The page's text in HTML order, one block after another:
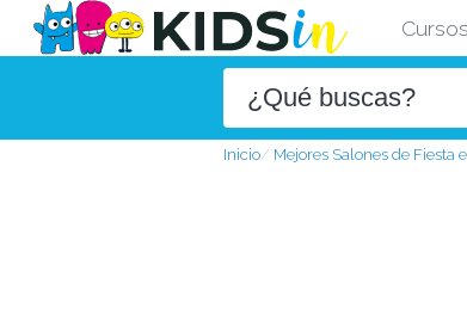
Inicio Mejores Salones de Fiesta